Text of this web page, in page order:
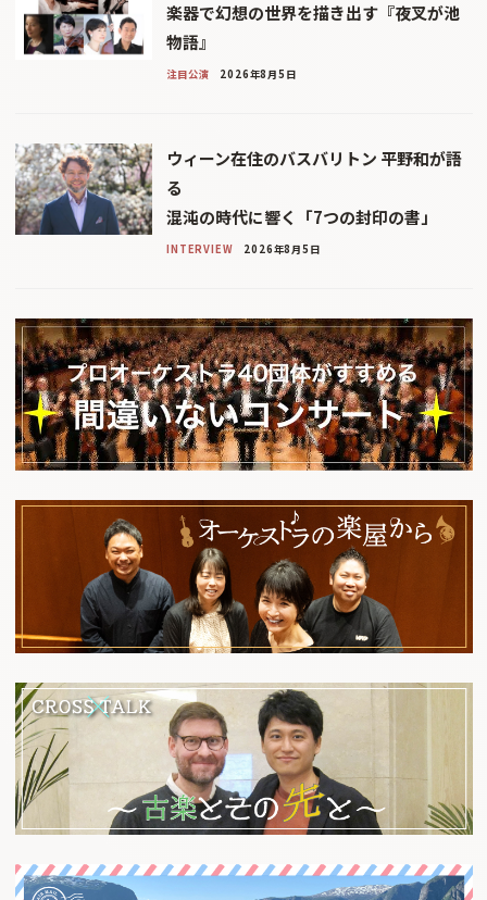
楽器で幻想の世界を描き出す『夜叉が池
物語』
注目公演 2026年8月5日
ウィーン在住のバスバリトン 平野和が語
る
混沌の時代に響く「7つの封印の書」
INTERVIEW 2026年8月5日